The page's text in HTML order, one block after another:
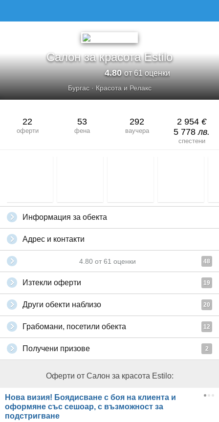
Салон за красота Estilo
4.80от 61 оценки
Бургас· Красота и Релакс
22
оферти
53
фена
292
ваучера
2 954 €
5 778лв.
спестени
Информация за обекта
Адрес и контакти
4.80 от 61 оценки 48
Изтекли оферти 19
Други обекти наблизо 20
Грабомани, посетили обекта 12
Получени призове 2
Оферти от Салон за красота Estilo:
Нова визия! Боядисване с боя на клиента и
оформяне със сешоар, с възможност за
подстригване